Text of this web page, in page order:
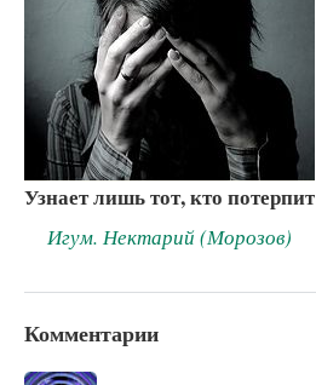
Узнает лишь тот, кто потерпит
Игум. Нектарий (Морозов)
Комментарии